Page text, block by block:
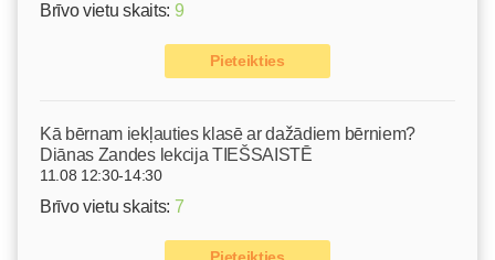
Brīvo vietu skaits: 9
Pieteikties
Kā bērnam iekļauties klasē ar dažādiem bērniem?
Diānas Zandes lekcija TIEŠSAISTĒ
11.08 12:30-14:30
Brīvo vietu skaits: 7